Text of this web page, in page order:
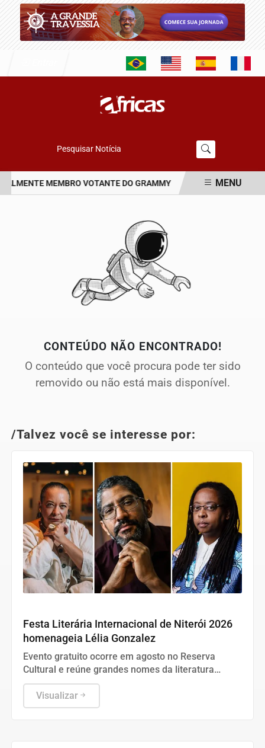
Pesquisar Notícia
MEMBRO VOTANTE DO GRAMMY PROJETO PAGODE
MENU
CONTEÚDO NÃO ENCONTRADO!
O conteúdo que você procura pode ter sido
removido ou não está mais disponível.
/Talvez você se interesse por:
Festa Literária Internacional de Niterói 2026
homenageia Lélia Gonzalez
Evento gratuito ocorre em agosto no Reserva
Cultural e reúne grandes nomes da literatura
contemporânea, como Ana Maria Gonçalves e
Jeferson Tenório.
Visualizar